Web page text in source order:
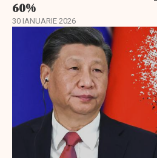
60%
30 IANUARIE 2026